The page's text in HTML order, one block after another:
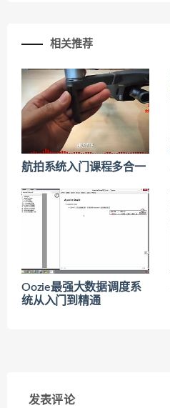
相关推荐
航拍系统入门课程多合一
Oozie最强大数据调度系
统从入门到精通
发表评论